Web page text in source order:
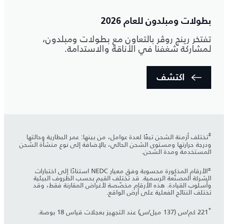
بطولات ومبلدون للعام 2026
تفتخر رينج روڤر بالتعاون مع بطولات ومبلدون،
لمشاركة شغفنا في الأناقة والاستدامة.
اكتشف
‡تختلف أزمنة الشحن تبعًا لعدة عوامل، من بينها: عمر البطارية وحالتها
ودرجة حرارتها ومستوى الشحن الحالي، بالإضافة إلى نوع منشأة الشحن
المستخدمة ومدة الشحن.
± الأرقام المذكورة محسوبة وفق معيار NEDC استنادًا إلى اختبارات
الشركة المصنّعة الرسمية. قد تختلف القيم بحسب الظروف البيئية
وأسلوب القيادة. هذه الأرقام مخصّصة لأغراض المقارنة فقط، وقد
تختلف النتائج الفعلية على أرض الواقع.
*221 كم/س (137 ميل/س) عند التجهيز بعجلات قياس 18 بوصة.